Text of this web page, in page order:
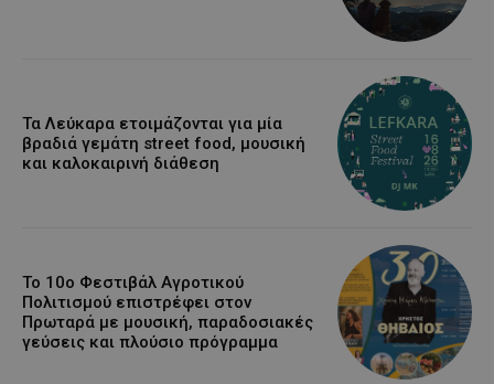
Τα Λεύκαρα ετοιμάζονται για μία
βραδιά γεμάτη street food, μουσική
και καλοκαιρινή διάθεση
Το 10ο Φεστιβάλ Αγροτικού
Πολιτισμού επιστρέφει στον
Πρωταρά με μουσική, παραδοσιακές
γεύσεις και πλούσιο πρόγραμμα